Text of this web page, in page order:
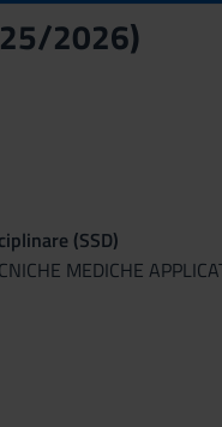
2026)
(SSD)
MEDICHE